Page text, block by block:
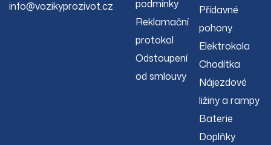
info@vozikyprozivot.cz
podmínky
Reklamační
protokol
Odstoupení
od smlouvy
Přídavné
pohony
Elektrokola
Chodítka
Nájezdové
ližiny a rampy
Baterie
Doplňky